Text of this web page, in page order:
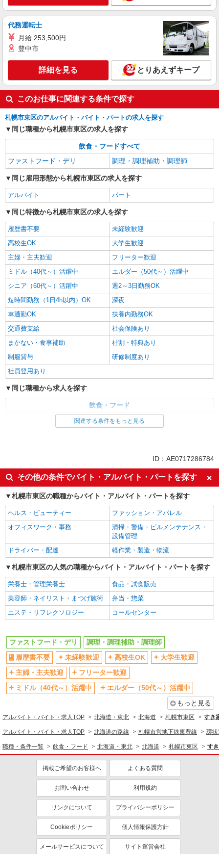
キッチン・ホールスタッフ
時給1200円〜 ☆22時以降は時給25％UP（深夜
北海道札幌市東区伏古１条４－１－１
キープ 詳細を見る
代務運転士
月給 253,500円
豊中市
詳細を見る とりあえずキープ
このお仕事に関連する条件で探す
札幌市東区のアルバイト・バイト・パートの求人を探す
同じ職種から札幌市東区の求人を探す
飲食・フードすべて
ファストフード・デリ
調理・調理補助・調理師
同じ雇用形態から札幌市東区の求人を探す
アルバイト パート
同じ特徴から札幌市東区の求人を探す
履歴書不要
未経験歓迎
高校生OK
大学生歓迎
主婦・主夫歓迎
フリーター歓迎
ミドル（40代～）活躍中
エルダー（50代～）活躍中
シニア（60代～）活躍中
週2～3日勤務OK
短時間勤務（1日4h以内）OK
深夜
車通勤OK
扶養内勤務OK
交通費支給
社会保険あり
まかない・食事補助
社割・特典あり
制服貸与
研修制度あり
社員登用あり
同じ職種から求人を探す
飲食・フード
ファストフード・デリ
調理・調理補助・調理師
大学生歓迎
ミドル（40代～）活躍中
週2～3日勤務OK
短時間勤務（1日4h以内）OK
深夜
車通勤OK
扶養内勤務OK
交通費支給
社会保険あり
まかない・食事補助
関連する条件をもっと見る
ID：AE0717286784
その他の条件でバイト・アルバイト・パートを探す
札幌市東区の職種からバイト・アルバイト・パートを探す
ヘルス・ビューティー
ファッション・アパレル
オフィスワーク・事務
清掃・警備・ビルメンテナンス・
設備管理
ドライバー・配達
軽作業・製造・物流
札幌市東区の人気の職種からバイト・アルバイト・パートを探す
栄養士・管理栄養士
食品・試食販売
美容師・ネイリスト・まつげ施術
弁当・惣菜
エステ・リフレクソロジー
コールセンター
ファストフード・デリ
調理・調理補助・調理師
履歴書不要
未経験歓迎 高校生OK
大学生歓迎
主婦・主夫歓迎
フリーター歓迎
ミドル（40代～）活躍中
エルダー（50代～）活躍中
もっと見る
アルバイト・バイト・求人TOP 北海道・東北 北海道 札幌市東区 すき
アルバイト・バイト・求人TOP 北海道の路線 札幌市営地下鉄東豊線 環
職種・条件一覧 飲食・フード 北海道・東北 北海道 札幌市東区 す
掲載ご希望のお客様へ よくある質問
お問い合わせ 利用規約
リンクについて プライバシーポリシー
Cookieポリシー 個人情報保護方針
メールサービスについて サイト運営会社